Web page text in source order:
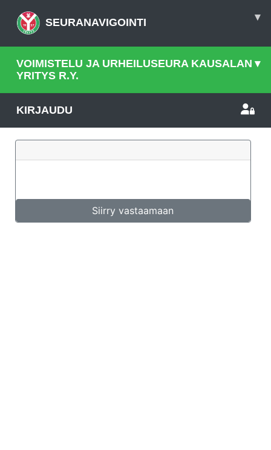
SEURANAVIGOINTI ▾
VOIMISTELU JA URHEILUSEURA KAUSALAN
YRITYS R.Y.
▾
KIRJAUDU